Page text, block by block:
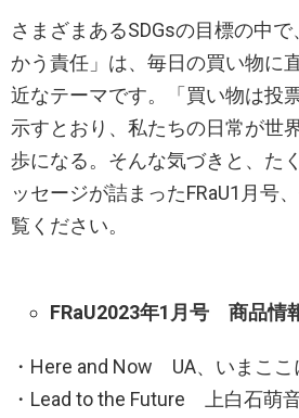
さまざまあるSDGsの目標の中
かう責任」は、毎日の買い物に
近なテーマです。「買い物は投
示すとおり、私たちの日常が世
歩になる。そんな気づきと、た
ッセージが詰まったFRaU1月号
覧ください。
FRaU2023年1月号 商品情
・Here and Now UA、いまここ
・Lead to the Future 上白石萌